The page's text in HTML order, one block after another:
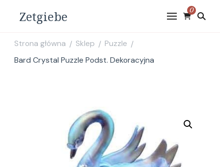
Zetgiebe 0
Strona główna / Sklep / Puzzle /
Bard Crystal Puzzle Podst. Dekoracyjna